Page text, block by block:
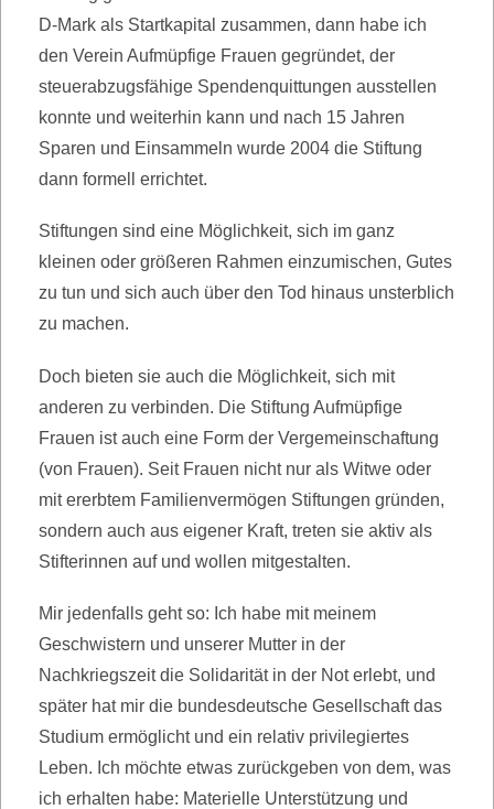
D-Mark als Startkapital zusammen, dann habe ich
den Verein Aufmüpfige Frauen gegründet, der
steuerabzugsfähige Spendenquittungen ausstellen
konnte und weiterhin kann und nach 15 Jahren
Sparen und Einsammeln wurde 2004 die Stiftung
dann formell errichtet.
Stiftungen sind eine Möglichkeit, sich im ganz
kleinen oder größeren Rahmen einzumischen, Gutes
zu tun und sich auch über den Tod hinaus unsterblich
zu machen.
Doch bieten sie auch die Möglichkeit, sich mit
anderen zu verbinden. Die Stiftung Aufmüpfige
Frauen ist auch eine Form der Vergemeinschaftung
(von Frauen). Seit Frauen nicht nur als Witwe oder
mit ererbtem Familienvermögen Stiftungen gründen,
sondern auch aus eigener Kraft, treten sie aktiv als
Stifterinnen auf und wollen mitgestalten.
Mir jedenfalls geht so: Ich habe mit meinem
Geschwistern und unserer Mutter in der
Nachkriegszeit die Solidarität in der Not erlebt, und
später hat mir die bundesdeutsche Gesellschaft das
Studium ermöglicht und ein relativ privilegiertes
Leben. Ich möchte etwas zurückgeben von dem, was
ich erhalten habe: Materielle Unterstützung und